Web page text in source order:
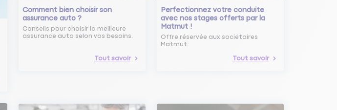
Comment bien choisir son
assurance auto ?
Conseils pour choisir la meilleure
assurance auto selon vos besoins.
Tout savoir
Perfectionnez votre conduite
avec nos stages offerts par la
Matmut !
Offre réservée aux sociétaires
Matmut.
Tout savoir